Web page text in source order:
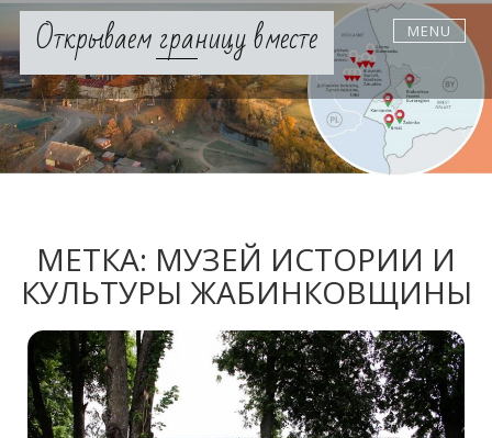
Skip
contentОткрываем границу вместе MENU
МЕТКА: МУЗЕЙ ИСТОРИИ И
КУЛЬТУРЫ ЖАБИНКОВЩИНЫ